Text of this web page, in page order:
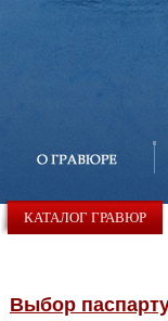
КАТАЛОГ ГРАВЮР
Выбор